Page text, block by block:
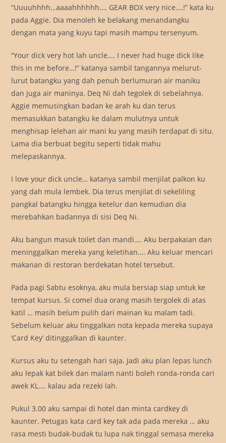
“Uuuuhhhh…aaaahhhhhh…. GEAR BOX very nice….!” kata ku
pada Aggie. Dia menoleh ke belakang menandangku
dengan mata yang kuyu tapi masih mampu tersenyum.
“Your dick very hot lah uncle…. I never had huge dick like
this in me before…!” katanya sambil tangannya melurut-
lurut batangku yang dah penuh berlumuran air maniku
dan juga air maninya. Deq Ni dah tegolek di sebelahnya.
Aggie memusingkan badan ke arah ku dan terus
memasukkan batangku ke dalam mulutnya untuk
menghisap lelehan air mani ku yang masih terdapat di situ.
Lama dia berbuat begitu seperti tidak mahu
melepaskannya.
I love your dick uncle… katanya sambil menjilat palkon ku
yang dah mula lembek. Dia terus menjilat di sekeliling
pangkal batangku hingga ketelur dan kemudian dia
merebahkan badannya di sisi Deq Ni.
Aku bangun masuk toilet dan mandi…. Aku berpakaian dan
meninggalkan mereka yang keletihan…. Aku keluar mencari
makanan di restoran berdekatan hotel tersebut.
Pada pagi Sabtu esoknya, aku mula bersiap siap untuk ke
tempat kursus. Si comel dua orang masih tergolek di atas
katil … masih belum pulih dari mainan ku malam tadi.
Sebelum keluar aku tinggalkan nota kepada mereka supaya
‘Card Key’ ditinggalkan di kaunter.
Kursus aku tu setengah hari saja. Jadi aku plan lepas lunch
aku lepak kat bilek dan malam nanti boleh ronda-ronda cari
awek KL…. kalau ada rezeki lah.
Pukul 3.00 aku sampai di hotel dan minta cardkey di
kaunter. Petugas kata card key tak ada pada mereka … aku
rasa mesti budak-budak tu lupa nak tinggal semasa mereka